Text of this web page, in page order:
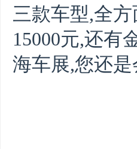
三款车型,全
15000元,还有
海车展,您还